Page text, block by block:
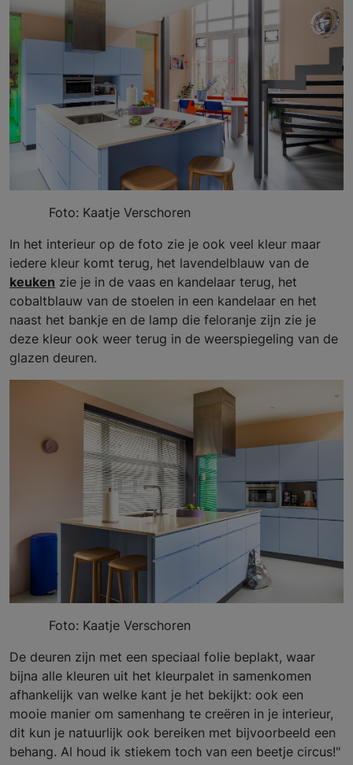
Foto: Kaatje Verschoren
In het interieur op de foto zie je ook veel kleur maar
iedere kleur komt terug, het lavendelblauw van de
keuken zie je in de vaas en kandelaar terug, het
cobaltblauw van de stoelen in een kandelaar en het
naast het bankje en de lamp die feloranje zijn zie je
deze kleur ook weer terug in de weerspiegeling van de
glazen deuren.
Foto: Kaatje Verschoren
De deuren zijn met een speciaal folie beplakt, waar
bijna alle kleuren uit het kleurpalet in samenkomen
afhankelijk van welke kant je het bekijkt: ook een
mooie manier om samenhang te creëren in je interieur,
dit kun je natuurlijk ook bereiken met bijvoorbeeld een
behang. Al houd ik stiekem toch van een beetje circus!"